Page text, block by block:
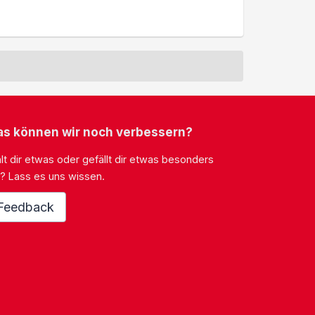
können wir noch verbessern?
dir etwas oder gefällt dir etwas besonders
Lass es uns wissen.